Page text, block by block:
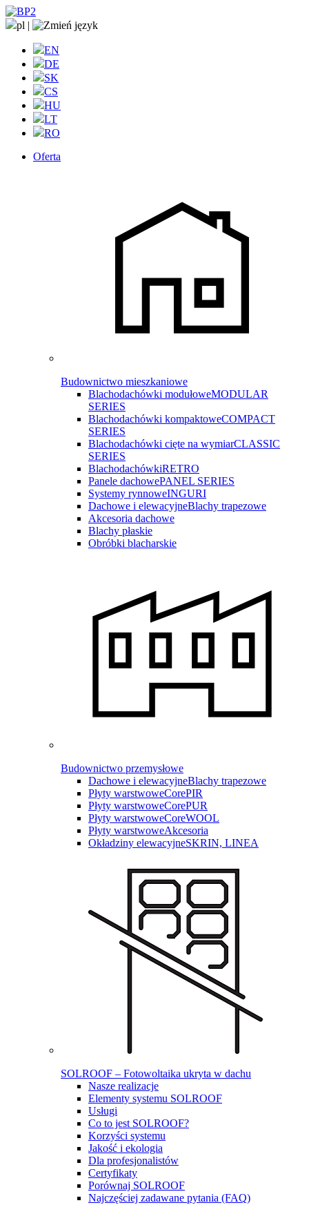
pl |
EN
DE
SK
CS
HU
LT
RO
Oferta
Budownictwo mieszkaniowe
Blachodachówki modułoweMODULAR
SERIES
Blachodachówki kompaktoweCOMPACT
SERIES
Blachodachówki cięte na wymiarCLASSIC
SERIES
BlachodachówkiRETRO
Panele dachowePANEL SERIES
Systemy rynnoweINGURI
Dachowe i elewacyjneBlachy trapezowe
Akcesoria dachowe
Blachy płaskie
Obróbki blacharskie
Budownictwo przemysłowe
Dachowe i elewacyjneBlachy trapezowe
Płyty warstwoweCorePIR
Płyty warstwoweCorePUR
Płyty warstwoweCoreWOOL
Płyty warstwoweAkcesoria
Okładziny elewacyjneSKRIN, LINEA
SOLROOF – Fotowoltaika ukryta w dachu
Nasze realizacje
Elementy systemu SOLROOF
Usługi
Co to jest SOLROOF?
Korzyści systemu
Jakość i ekologia
Dla profesjonalistów
Certyfikaty
Porównaj SOLROOF
Najczęściej zadawane pytania (FAQ)